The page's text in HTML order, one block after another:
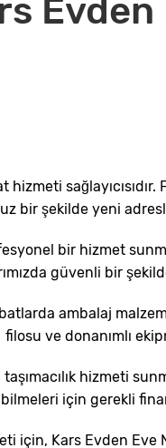
bir şekilde yeni
bir hizmet
güvenli bir
ambalaj
filosu ve donanımlı
hizmeti
için gerekli
için, Kars Evden